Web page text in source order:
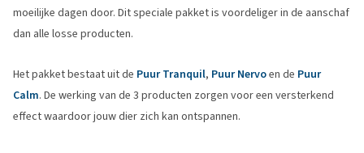
moeilijke dagen door. Dit speciale pakket is voordeliger in de aanschaf
dan alle losse producten.
Het pakket bestaat uit de Puur Tranquil, Puur Nervoen de Puur
Calm. De werking van de 3 producten zorgen voor een versterkend
effect waardoor jouw dier zich kan ontspannen.